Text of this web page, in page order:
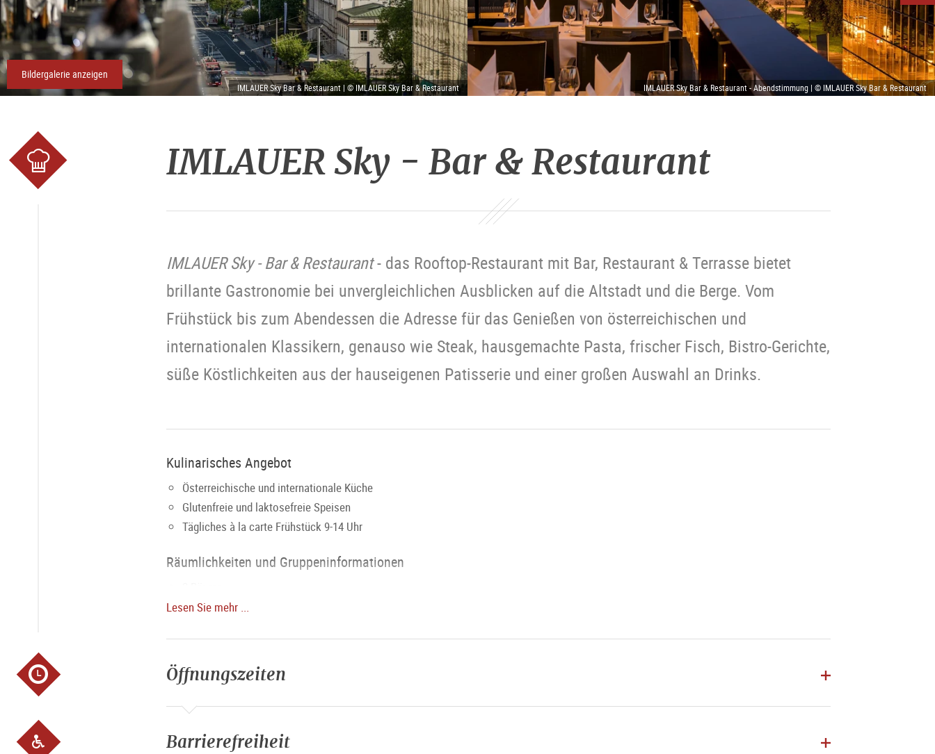
IMLAUER Sky Bar & Restaurant | © IMLAUER Sky Bar & Restaurant
Bildergalerie anzeigen
IMLAUER Sky Bar & Restaurant - Abendstimmung | © IMLAUER Sky Bar & Restaurant
IMLAUER Sky - Bar & Restaurant
IMLAUER Sky - Bar & Restaurant- das Rooftop-Restaurant mit Bar, Restaurant & Terrasse bietet
brillante Gastronomie bei unvergleichlichen Ausblicken auf die Altstadt und die Berge. Vom
Frühstück bis zum Abendessen die Adresse für das Genießen von österreichischen und
internationalen Klassikern, genauso wie Steak, hausgemachte Pasta, frischer Fisch, Bistro-Gerichte,
süße Köstlichkeiten aus der hauseigenen Patisserie und einer großen Auswahl an Drinks.
Kulinarisches Angebot
Österreichische und internationale Küche
Glutenfreie und laktosefreie Speisen
Tägliches à la carte Frühstück 9-14 Uhr
Räumlichkeiten und Gruppeninformationen
Sitzplätze pro Raum:
exklusiv buchbar, Bar bleibt in jedem Fall öffentlich zugänglich
Lesen Sie mehr ...
Öffnungszeiten
Barrierefreiheit